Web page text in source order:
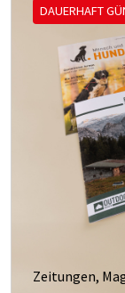
DAUERHAFT
Zeitungen,